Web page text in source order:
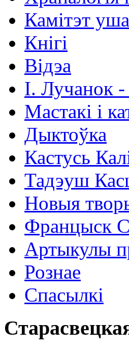
Камітэт
Кнігі
Відэа
І. Лучанок
Мастакі i
Дыктоўка
Кастусь
Тадэуш
Новыя
Францыск
Артыкулы
Рознае
Спасылкі